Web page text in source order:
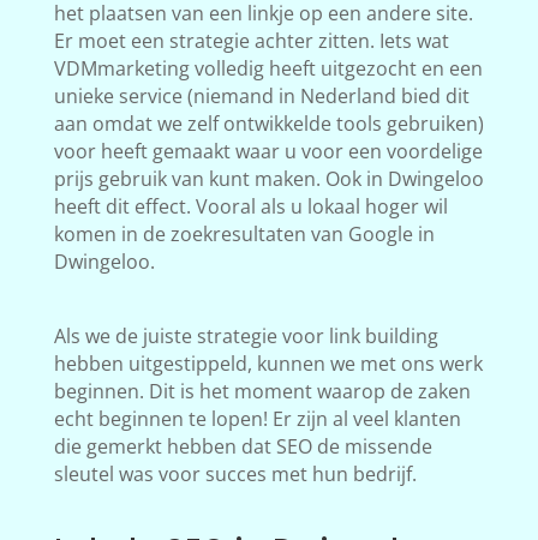
het plaatsen van een linkje op een andere site.
Er moet een strategie achter zitten. Iets wat
VDMmarketing volledig heeft uitgezocht en een
unieke service (niemand in Nederland bied dit
aan omdat we zelf ontwikkelde tools gebruiken)
voor heeft gemaakt waar u voor een voordelige
prijs gebruik van kunt maken. Ook in Dwingeloo
heeft dit effect. Vooral als u lokaal hoger wil
komen in de zoekresultaten van Google in
Dwingeloo.
Als we de juiste strategie voor link building
hebben uitgestippeld, kunnen we met ons werk
beginnen. Dit is het moment waarop de zaken
echt beginnen te lopen! Er zijn al veel klanten
die gemerkt hebben dat SEO de missende
sleutel was voor succes met hun bedrijf.